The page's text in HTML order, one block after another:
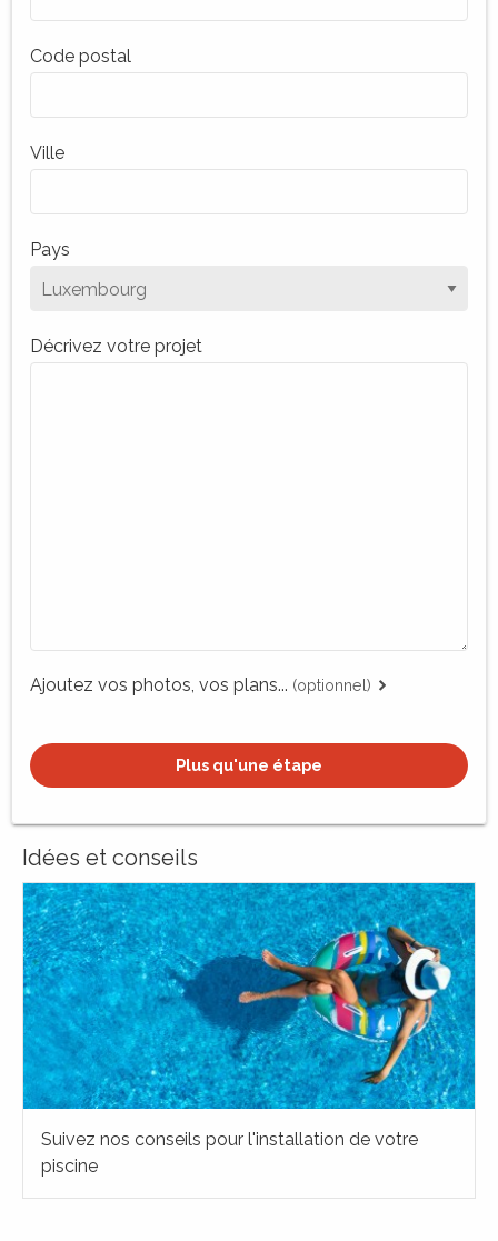
Code postal
Ville
Pays
Décrivez votre projet
Ajoutez vos photos, vos plans... (optionnel)
Plus qu'une étape
Idées et conseils
Suivez nos conseils pour l'installation de votre
piscine